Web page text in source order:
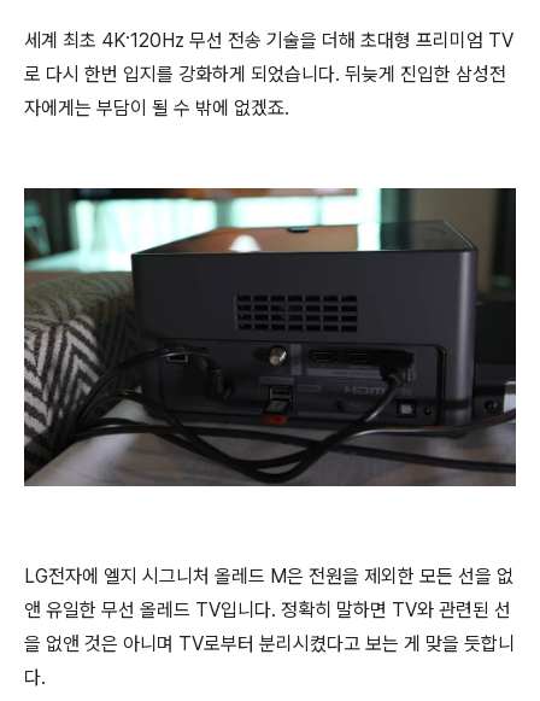
세계 최초 4K·120Hz 무선 전송 기술을 더해 초대형 프리미엄 TV
로 다시 한번 입지를 강화하게 되었습니다. 뒤늦게 진입한 삼성전
자에게는 부담이 될 수 밖에 없겠죠.
LG전자에 엘지 시그니처 올레드 M은 전원을 제외한 모든 선을 없
앤 유일한 무선 올레드 TV입니다. 정확히 말하면 TV와 관련된 선
을 없앤 것은 아니며 TV로부터 분리시켰다고 보는 게 맞을 듯합니
다.